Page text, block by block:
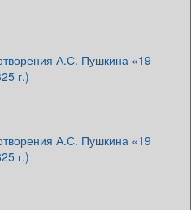
А.С. Пушкина «19
г.)
А.С. Пушкина «19
г.)